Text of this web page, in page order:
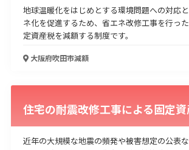
地球温暖化をはじめとする環境問題への対応
ネ化を促進するため、省エネ改修工事を行っ
定資産税を減額する制度です。
大阪府吹田市減額
住宅の耐震改修工事による固定
近年の大規模な地震の頻発や被害想定の公表